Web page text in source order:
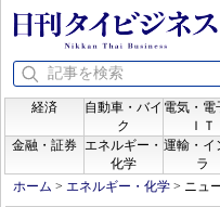
経済
自動車・バイ
ク
電気・電
ＩＴ
金融・証券
エネルギー・
化学
運輸・イ
ラ
ホーム > エネルギー・化学 > ニュ